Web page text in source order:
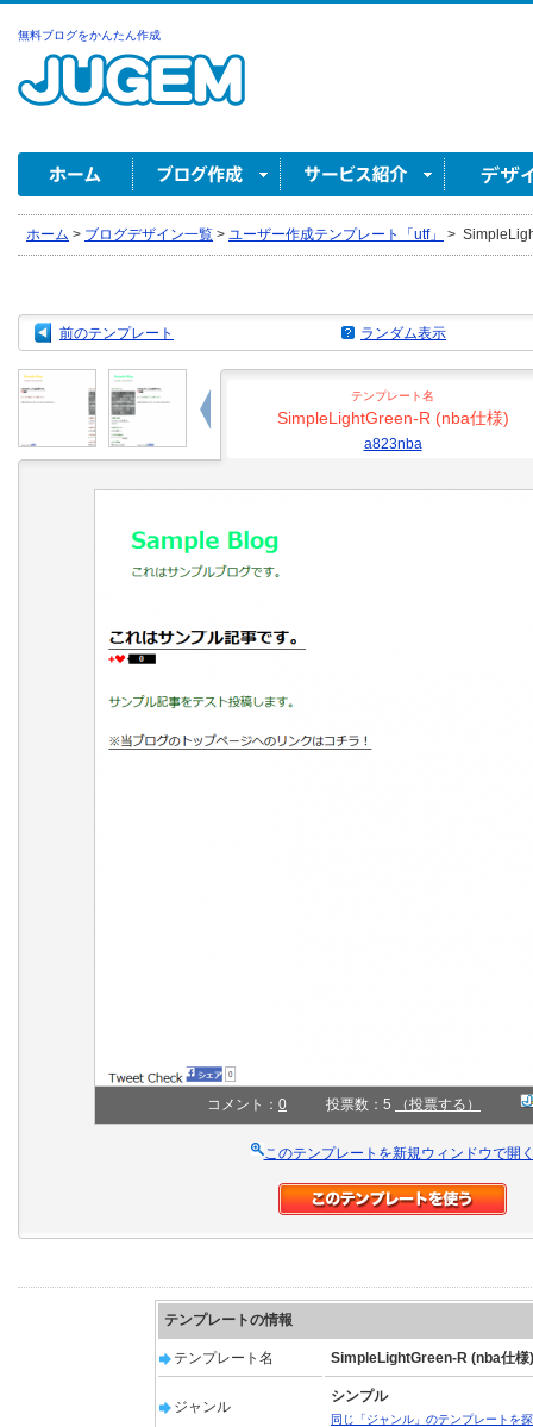
無料ブログをかんたん作成
ホーム > ブログデザイン一覧 > ユーザー作成テンプレート「utf」 >
前のテンプレート ランダム表示
テンプレート名
SimpleLightGreen-R (nba仕様)
a823nba
コメント： 0 投票数：5 （投票する）
このテンプレートを新規ウィンドウで開
テンプレートの情報
テンプレート名 SimpleLightGreen-R (nba仕様)
ジャンル
シンプル
同じ「ジャンル」のテンプレートを